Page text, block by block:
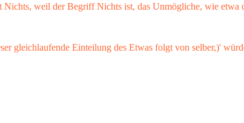
Nichts, weil der Begriff Nichts ist, das Unmögliche, wie
gleichlaufende Einteilung des Etwas folgt von selber,)'